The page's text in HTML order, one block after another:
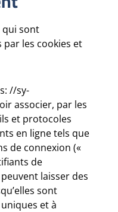
qui sont
les cookies et
//sy-
associer, par les
et protocoles
en ligne tels que
de connexion («
de
laisser des
sont
et à